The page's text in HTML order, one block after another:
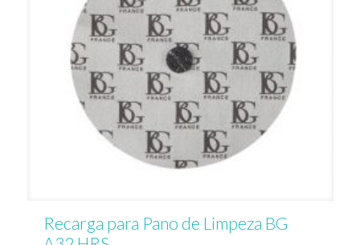
Recarga para Pano de Limpeza BG